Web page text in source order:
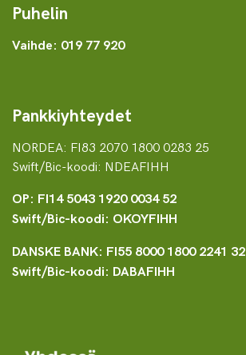
Puhelin
Vaihde: 019 77 920
Pankkiyhteydet
NORDEA: FI83 2070 1800 0283 25
Swift/Bic-koodi: NDEAFIHH
OP: FI14 5043 1920 0034 52
Swift/Bic-koodi: OKOYFIHH
DANSKE BANK: FI55 8000 1800 2241 32
Swift/Bic-koodi: DABAFIHH